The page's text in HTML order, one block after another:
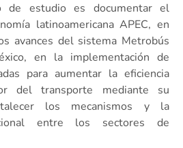
de estudio es documentar el
latinoamericana APEC, en
avances del sistema Metrobús
en la implementación de
para aumentar la eficiencia
del transporte mediante su
los mecanismos y la
entre los sectores de